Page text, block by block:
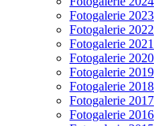
Fotogalerie 2023
Fotogalerie 2022
Fotogalerie 2021
Fotogalerie 2020
Fotogalerie 2019
Fotogalerie 2018
Fotogalerie 2017
Fotogalerie 2016